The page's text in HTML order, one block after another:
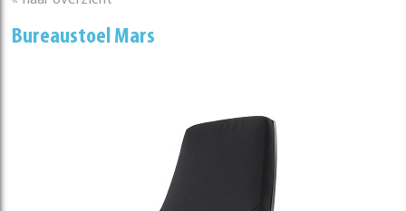
Bureaustoel Mars